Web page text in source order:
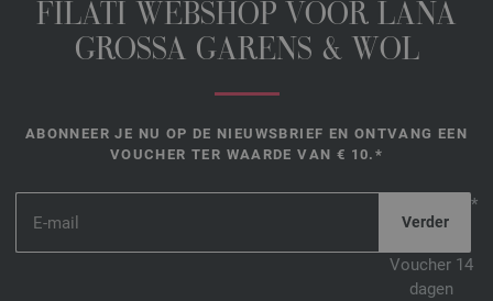
FILATI WEBSHOP VOOR LANA
GROSSA GARENS & WOL
ABONNEER JE NU OP DE NIEUWSBRIEF EN ONTVANG EEN
VOUCHER TER WAARDE VAN € 10.*
*
Voucher 14
dagen